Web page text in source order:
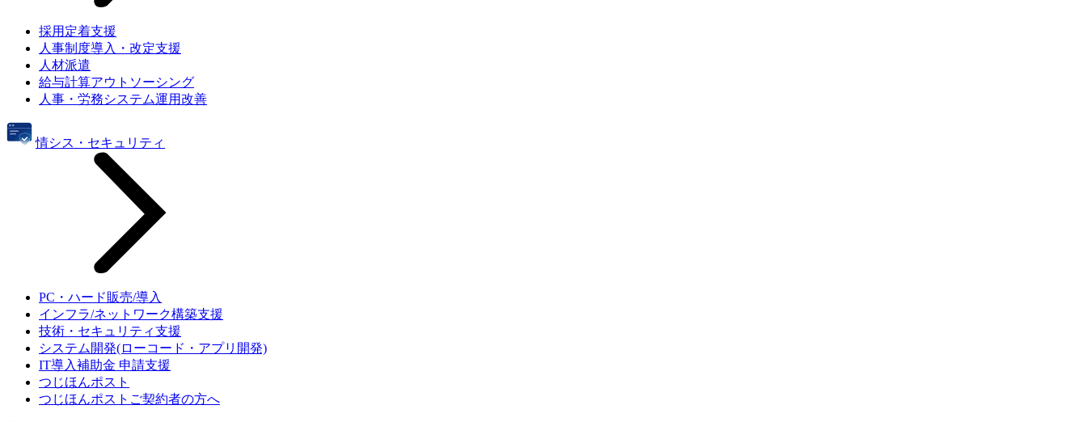
採用定着支援
人事制度導入・改定支援
人材派遣
給与計算アウトソーシング
人事・労務システム運用改善
情シス・セキュリティ
PC・ハード販売/導入
インフラ/ネットワーク構築支援
技術・セキュリティ支援
システム開発(ローコード・アプリ開発)
IT導入補助金 申請支援
つじほんポスト
つじほんポストご契約者の方へ